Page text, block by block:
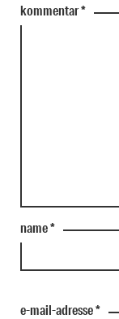
kommentar*
name*
e-mail-adresse*